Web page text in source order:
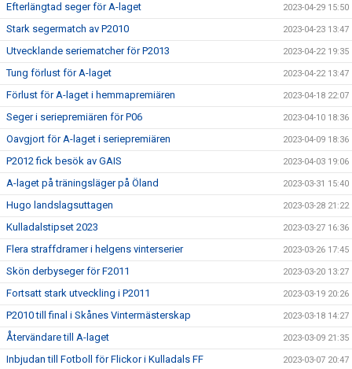
Efterlängtad seger för A-laget 2023-04-29 15:50
Stark segermatch av P2010 2023-04-23 13:47
Utvecklande seriematcher för P2013 2023-04-22 19:35
Tung förlust för A-laget 2023-04-22 13:47
Förlust för A-laget i hemmapremiären 2023-04-18 22:07
Seger i seriepremiären för P06 2023-04-10 18:36
Oavgjort för A-laget i seriepremiären 2023-04-09 18:36
P2012 fick besök av GAIS 2023-04-03 19:06
A-laget på träningsläger på Öland 2023-03-31 15:40
Hugo landslagsuttagen 2023-03-28 21:22
Kulladalstipset 2023 2023-03-27 16:36
Flera straffdramer i helgens vinterserier 2023-03-26 17:45
Skön derbyseger för F2011 2023-03-20 13:27
Fortsatt stark utveckling i P2011 2023-03-19 20:26
P2010 till final i Skånes Vintermästerskap 2023-03-18 14:27
Återvändare till A-laget 2023-03-09 21:35
Inbjudan till Fotboll för Flickor i Kulladals FF 2023-03-07 20:47